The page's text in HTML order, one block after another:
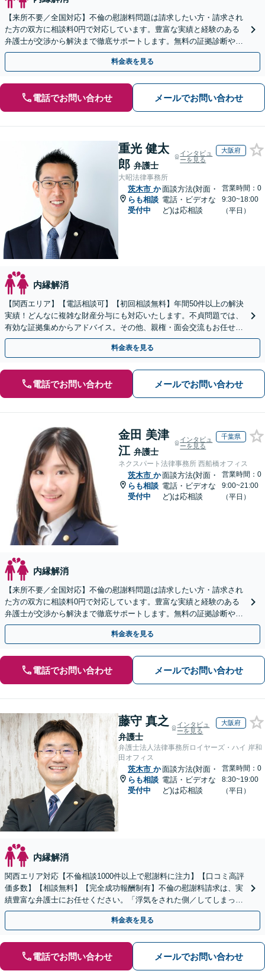
【来所不要／全国対応】不倫の慰謝料問題は請求したい方・請求され
た方の双方に相談料0円で対応しています。豊富な実績と経験のある
弁護士が交渉から解決まで徹底サポートします。無料の証拠診断や着
手金の返還保証もありますので安心してご相談ください。
料金表を見る
電話でお問い合わせ メールでお問い合わせ
重光 健太
郎 弁護士
インタビュ
ーを見る
大阪府
大昭法律事務所
茨木市 か
らも相談
受付中
面談方法(対面・
電話・ビデオな
ど)は応相談
営業時間：0
9:30~18:00
（平日）
内縁解消
【関西エリア】【電話相談可】【初回相談無料】年間50件以上の解決
実績！どんなに複雑な財産分与にも対応いたします。不貞問題では、
有効な証拠集めからアドバイス。その他、親権・面会交流もお任せく
ださい【夜間・休日面談】【完全個室】【子連れ相談】
料金表を見る
電話でお問い合わせ メールでお問い合わせ
金田 美津
江 弁護士
インタビュ
ーを見る
千葉県
ネクスパート法律事務所 西船橋オフィス
茨木市 か
らも相談
受付中
面談方法(対面・
電話・ビデオな
ど)は応相談
営業時間：0
9:00~21:00
（平日）
内縁解消
【来所不要／全国対応】不倫の慰謝料問題は請求したい方・請求され
た方の双方に相談料0円で対応しています。豊富な実績と経験のある
弁護士が交渉から解決まで徹底サポートします。無料の証拠診断や着
手金の返還保証もありますので安心してご相談ください。
料金表を見る
電話でお問い合わせ メールでお問い合わせ
藤守 真之
弁護士
インタビュ
ーを見る
大阪府
弁護士法人法律事務所ロイヤーズ・ハイ 岸和
田オフィス
茨木市 か
らも相談
受付中
面談方法(対面・
電話・ビデオな
ど)は応相談
営業時間：0
8:30~19:00
（平日）
内縁解消
関西エリア対応【不倫相談1000件以上で慰謝料に注力】【口コミ高評
価多数】【相談無料】【完全成功報酬制有】不倫の慰謝料請求は、実
績豊富な弁護士にお任せください。「浮気をされた側／してしまった
側両方対応」人情派弁護士！
料金表を見る
電話でお問い合わせ メールでお問い合わせ